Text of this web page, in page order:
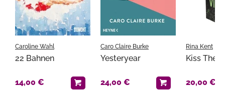
Caroline Wahl
22 Bahnen
14,00 €
Caro Claire Burke
Yesteryear
24,00 €
Rina Kent
Kiss The
20,00 €